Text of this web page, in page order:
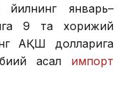
январь–
9 та хорижий
АҚШ долларига
асал импорт